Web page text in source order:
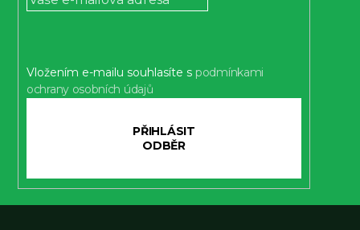
Vložením e-mailu souhlasíte s podmínkami
ochrany osobních údajů
PŘIHLÁSIT